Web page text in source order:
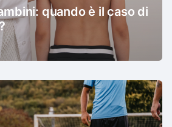
quando è il caso di